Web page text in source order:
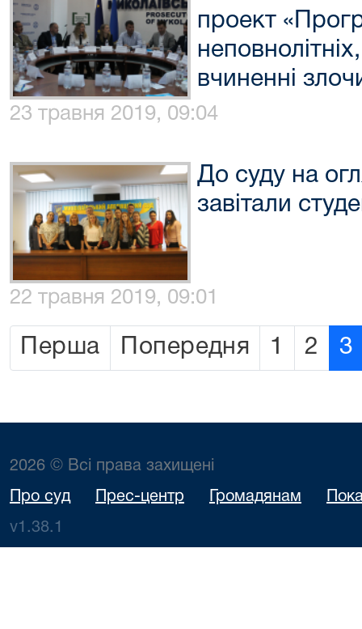
проект
вчиненні
23 травня 2019, 09:04
До суду на
завітали
22 травня 2019, 09:01
Перша Попередня 1 2 3
2026 © Всі права захищені
Про суд Прес-центр Громадянам
v1.38.1